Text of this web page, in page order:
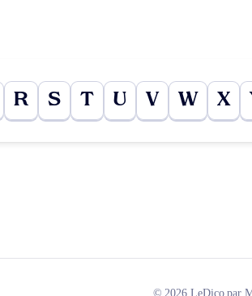
R S T U V W X
© 2026 LeDico par